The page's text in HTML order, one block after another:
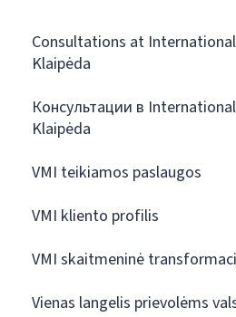
Consultations at
Klaipėda
Консультации в
Klaipėda
VMI teikiamos paslaugos
VMI kliento profilis
VMI skaitmeninė
Vienas langelis prievolėms